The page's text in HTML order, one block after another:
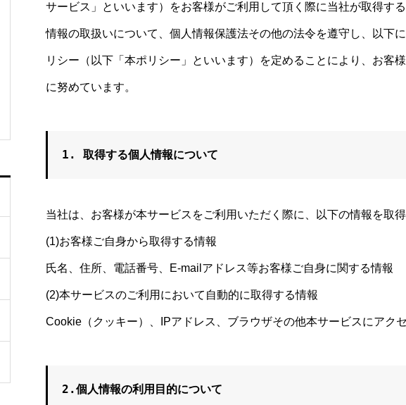
サービス」といいます）をお客様がご利用して頂く際に当社が取得す
情報の取扱いについて、個人情報保護法その他の法令を遵守し、以下
リシー（以下「本ポリシー」といいます）を定めることにより、お客
に努めています。
1. 取得する個人情報について
当社は、お客様が本サービスをご利用いただく際に、以下の情報を取
(1)お客様ご自身から取得する情報
氏名、住所、電話番号、E-mailアドレス等お客様ご自身に関する情報
(2)本サービスのご利用において自動的に取得する情報
Cookie（クッキー）、IPアドレス、ブラウザその他本サービスにアク